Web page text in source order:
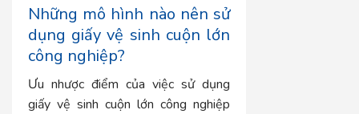
Những mô hình nào nên sử
dụng giấy vệ sinh cuộn lớn
công nghiệp?
Ưu nhược điểm của việc sử dụng
giấy vệ sinh cuộn lớn công nghiệp